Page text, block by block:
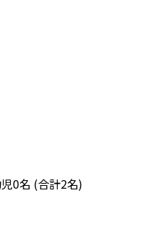
0名 (合計2名)